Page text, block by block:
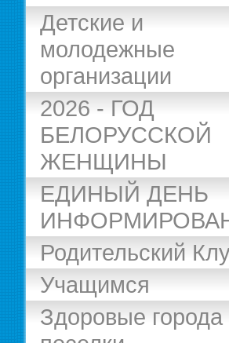
Детские и
молодежные
организации
2026 - ГОД
БЕЛОРУССКОЙ
ЖЕНЩИНЫ
ЕДИНЫЙ ДЕНЬ
Родительский
Учащимся
Здоровые города